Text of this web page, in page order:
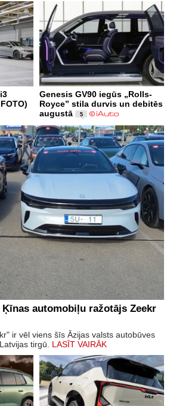
Genesis GV90 iegūs „Rolls-
Royce” stila durvis un debitēs
augustā
5
automobiļu ražotājs Zeekr
ir vēl viens šīs Āzijas valsts autobūves
tirgū. LASĪT VAIRĀK